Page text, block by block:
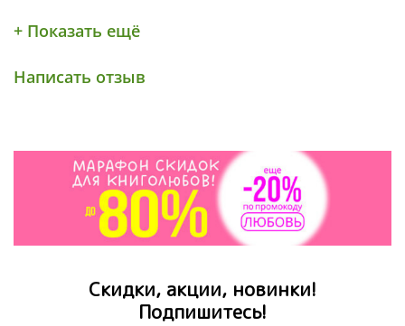
+ Показать ещё
Написать отзыв
Скидки, акции, новинки!
Подпишитесь!